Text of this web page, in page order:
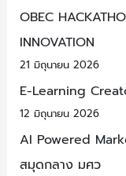
OBEC
INNOVATION
21 มิถุนายน 2026
E-Learning
12 มิถุนายน 2026
AI Powered
สมุดกลาง มศว